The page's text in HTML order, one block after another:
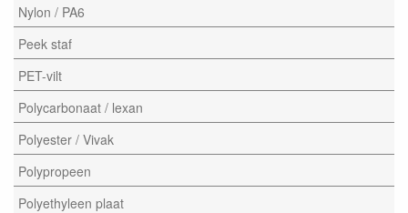
Nylon / PA6
Peek staf
PET-vilt
Polycarbonaat / lexan
Polyester / Vivak
Polypropeen
Polyethyleen plaat